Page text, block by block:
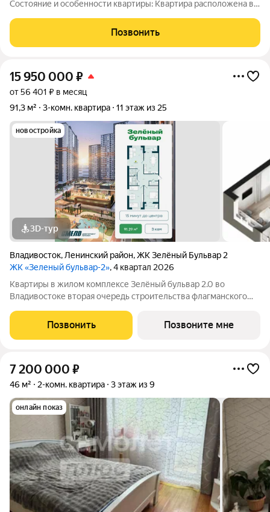
Состояние и особенности квартиры: Квартира расположена в
города. Великолепное расположение и транспортная
доступность, позволяет уехать
Позвонить
15 950 000 ₽
от 56 401 ₽ в месяц
91,3 м²
3-комн. квартира 11 этаж из 25
новостройка
3D-тур
Владивосток, Ленинский район,ЖК Зелёный Бульвар 2
ЖК «Зеленый бульвар-2», 4 квартал 2026
Квартиры в жилом комплексе Зелёный бульвар 2.0 во
Владивостоке вторая очередь строительства флагманского
«Зелёный бульвар 2.0» пространство, где природа и комфорт
соединяются воедино: Перспективный
Позвонить Позвоните мне
7 200 000 ₽
46 м² 2-комн. квартира 3 этаж из 9
онлайн показ